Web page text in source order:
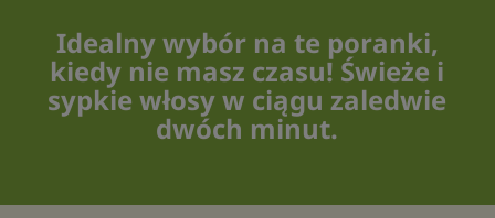
Idealny wybór na te poranki,
kiedy nie masz czasu! Świeże i
sypkie włosy w ciągu zaledwie
dwóch minut.